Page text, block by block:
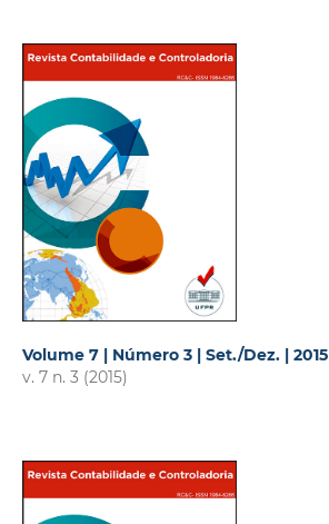
Volume 7 | Número 3 | Set./Dez. | 2015
v. 7 n. 3 (2015)